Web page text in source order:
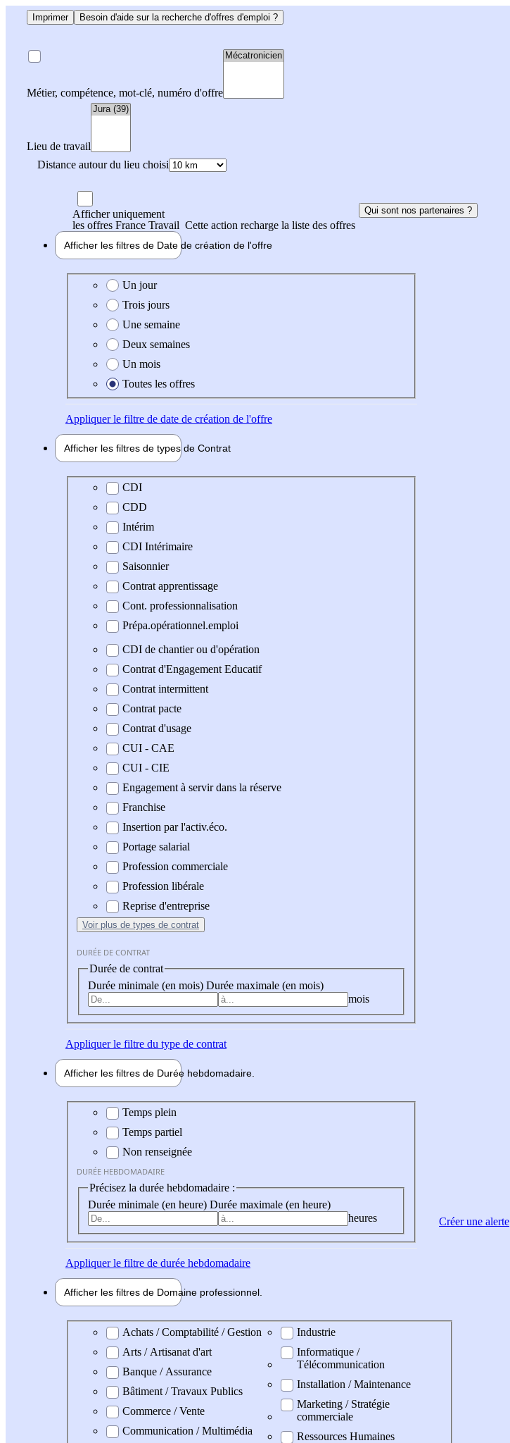
Imprimer Besoin d'aide sur la recherche d'offres d'emploi ?
Métier, compétence, mot-clé, numéro d'offre
Lieu de travail
Distance autour du lieu choisi
Afficher uniquement
les offres France Travail Cette action recharge la liste des offres
Qui sont nos partenaires ?
Afficher les filtres de Date de création de l'offre
Date de création de l'offre
Un jour
Trois jours
Une semaine
Deux semaines
Un mois
Toutes les offres
Appliquerle filtre de date de création de l'offre
Afficher les filtres de types de Contrat
Type de contrat
CDI
CDD
Intérim
CDI Intérimaire
Saisonnier
Contrat apprentissage
Cont. professionnalisation
Prépa.opérationnel.emploi
CDI de chantier ou d'opération
Contrat d'Engagement Educatif
Contrat intermittent
Contrat pacte
Contrat d'usage
CUI - CAE
CUI - CIE
Engagement à servir dans la réserve
Franchise
Insertion par l'activ.éco.
Portage salarial
Profession commerciale
Profession libérale
Reprise d'entreprise
Voir plus de types de contrat
DURÉE DE CONTRAT
Durée de contrat
Durée minimale (en mois) Durée maximale (en mois)
mois
Appliquerle filtre du type de contrat
Afficher les filtres de Durée hebdomadaire
Durée hebdomadaire
Temps plein
Temps partiel
Non renseignée
DURÉE HEBDOMADAIRE
Précisez la durée hebdomadaire :
Durée minimale (en heure) Durée maximale (en heure)
heures
Appliquerle filtre de durée hebdomadaire
Afficher les filtres de Domaine professionnel
Domaine professionel
Achats / Comptabilité / Gestion
Arts / Artisanat d'art
Banque / Assurance
Bâtiment / Travaux Publics
Commerce / Vente
Communication / Multimédia
Industrie
Informatique /
Télécommunication
Installation / Maintenance
Marketing / Stratégie
commerciale
Ressources Humaines
Créer une alerte